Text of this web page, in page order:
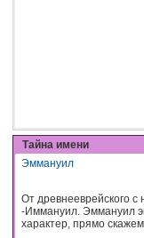
Тайна имени
Эммануил
От древнееврейского с
-Иммануил. Эммануил
характер, прямо